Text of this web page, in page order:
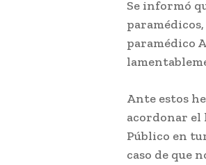
Se informó
paramédico
Ante estos
acordonar el
Público en
caso de que